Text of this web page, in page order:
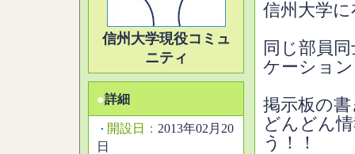
信州大学現役コミュ
ニティ
●詳細
・ 開設日： 2013年02月20
日
信州大学
同じ部員
ケーショ
掲示板の
どんどん
う！！